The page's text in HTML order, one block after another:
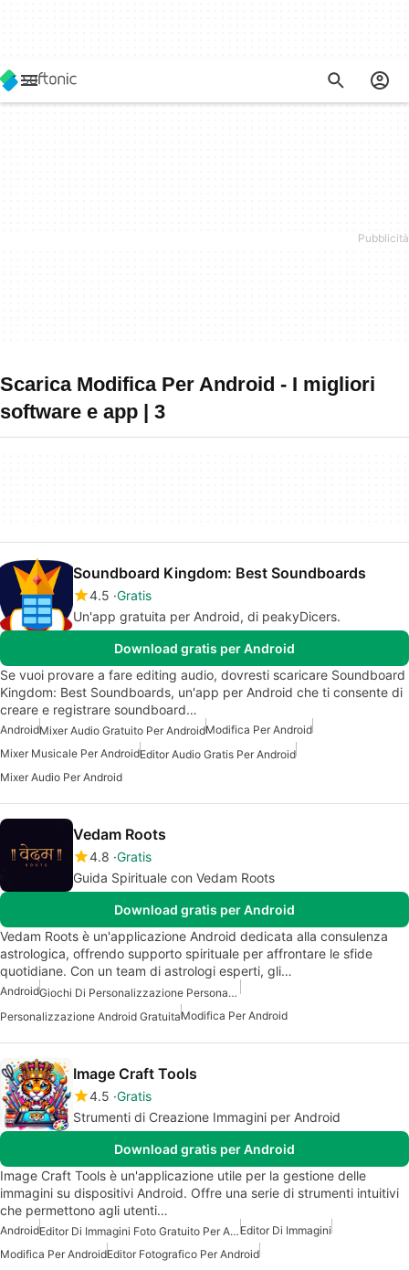
Scarica Modifica Per Android - I migliori
software e app | 3
Soundboard Kingdom: Best Soundboards
4.5 Gratis
Un'app gratuita per Android, di peakyDicers.
Download gratis per Android
Se vuoi provare a fare editing audio, dovresti scaricare Soundboard
Kingdom: Best Soundboards, un'app per Android che ti consente di
creare e registrare soundboard…
AndroidMixer Audio Gratuito Per AndroidModifica Per Android
Mixer Musicale Per AndroidEditor Audio Gratis Per Android
Mixer Audio Per Android
Vedam Roots
4.8 Gratis
Guida Spirituale con Vedam Roots
Download gratis per Android
Vedam Roots è un'applicazione Android dedicata alla consulenza
astrologica, offrendo supporto spirituale per affrontare le sfide
quotidiane. Con un team di astrologi esperti, gli…
Android
Giochi Di Personalizzazione Personaggio Per Android
Personalizzazione Android GratuitaModifica Per Android
Image Craft Tools
4.5 Gratis
Strumenti di Creazione Immagini per Android
Download gratis per Android
Image Craft Tools è un'applicazione utile per la gestione delle
immagini su dispositivi Android. Offre una serie di strumenti intuitivi
che permettono agli utenti…
Android Editor Di Immagini Foto Gratuito Per Android Editor Di Immagini
Modifica Per AndroidEditor Fotografico Per Android